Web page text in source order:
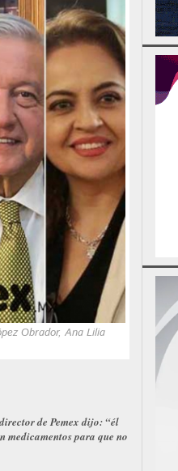
Obrador, Ana Lilia
de Pemex dijo: “él
para que no